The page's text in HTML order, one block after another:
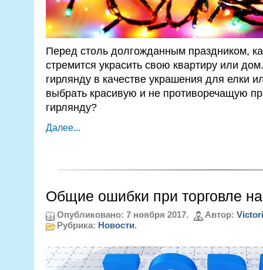
Перед столь долгожданным праздником,
стремится украсить свою квартиру или
гирлянду в качестве украшения для елки
выбрать красивую и не противоречащую
гирлянду?
Далее...
Общие ошибки при торговле
Опубликовано: 7 ноября 2017. Автор:
Рубрика: Новости.